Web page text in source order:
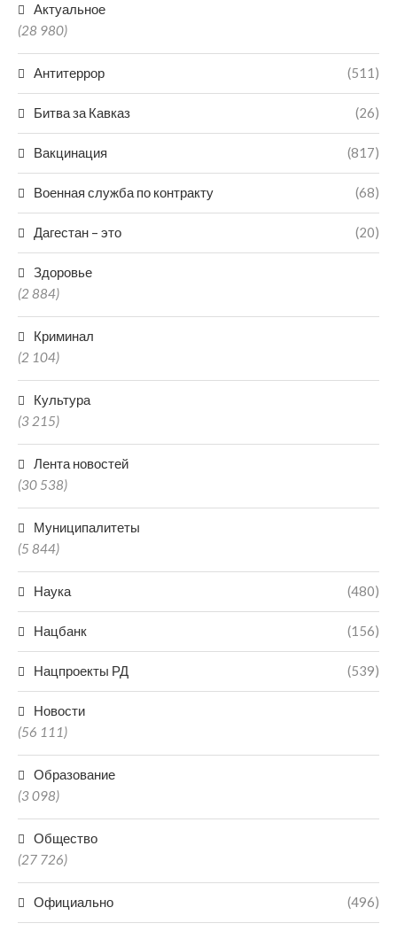
Актуальное
(28 980)
Антитеррор (511)
Битва за Кавказ (26)
Вакцинация (817)
Военная служба по контракту (68)
Дагестан – это (20)
Здоровье
(2 884)
Криминал
(2 104)
Культура
(3 215)
Лента новостей
(30 538)
Муниципалитеты
(5 844)
Наука (480)
Нацбанк (156)
Нацпроекты РД (539)
Новости
(56 111)
Образование
(3 098)
Общество
(27 726)
Официально (496)